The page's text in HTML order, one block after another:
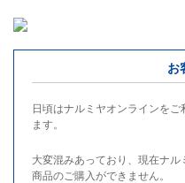
お
日頃はナルミヤオンラインを
ます。
大変混みあっており、現在ナ
商品のご購入ができません。